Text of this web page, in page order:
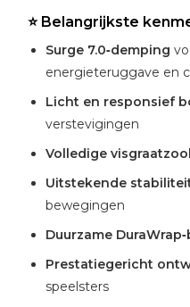
⭐ Belangrijkste
Surge 7.0‑demping
energieteruggave en
Licht en responsief
verstevigingen
Volledige visgraatzool
Uitstekende
bewegingen
Duurzame
Prestatiegericht
speelsters